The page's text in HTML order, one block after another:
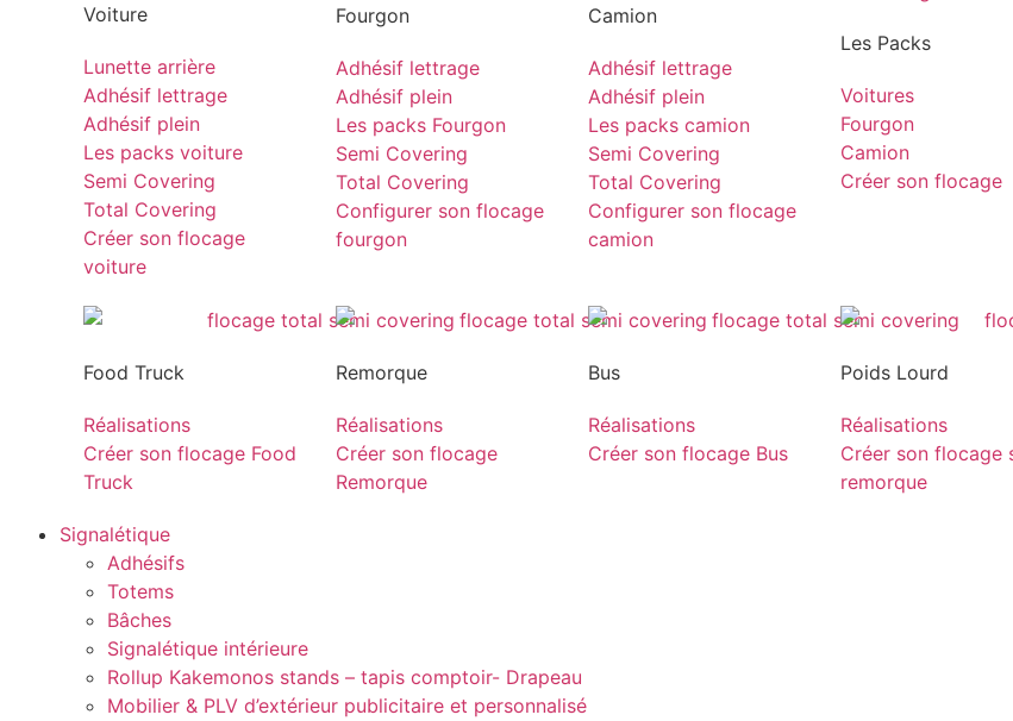
Voiture
Lunette arrière
Adhésif lettrage
Adhésif plein
Les packs voiture
Semi Covering
Total Covering
Créer son flocage
voiture
Fourgon
Adhésif lettrage
Adhésif plein
Les packs Fourgon
Semi Covering
Total Covering
Configurer son flocage
fourgon
Camion
Adhésif lettrage
Adhésif plein
Les packs camion
Semi Covering
Total Covering
Configurer son flocage
camion
Les Packs
Voitures
Fourgon
Camion
Créer son flocage
Food Truck
Réalisations
Créer son flocage Food
Truck
Remorque
Réalisations
Créer son flocage
Remorque
Bus
Réalisations
Créer son flocage Bus
Poids Lourd
Réalisations
Créer son flocage
remorque
Signalétique
Adhésifs
Totems
Bâches
Signalétique intérieure
Rollup Kakemonos stands – tapis comptoir- Drapeau
Mobilier & PLV d’extérieur publicitaire et personnalisé